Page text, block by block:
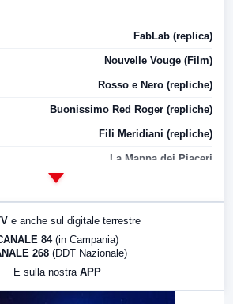
FabLab (replica)
Nouvelle Vouge (Film)
Rosso e Nero (repliche)
Buonissimo Red Roger (repliche)
Fili Meridiani (repliche)
La Mappa dei Piaceri
e anche sul digitale terrestre
84 (in Campania)
268 (DDT Nazionale)
E sulla nostra APP